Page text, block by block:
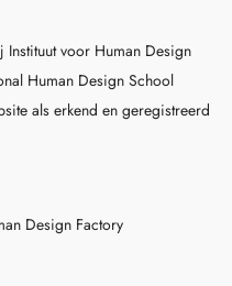
voor Human Design
Human Design School
als erkend en geregistreerd
Design Factory